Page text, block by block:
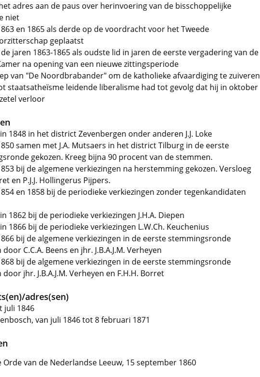
adres aan de paus over herinvoering van de bisschoppelijke
niet
en 1865 als derde op de voordracht voor het Tweede
geplaatst
jaren 1863-1865 als oudste lid in jaren de eerste vergadering van de
na opening van een nieuwe zittingsperiode
van "De Noordbrabander" om de katholieke afvaardiging te zuiveren
staatsatheïsme leidende liberalisme had tot gevolg dat hij in oktober
verloor
1848 in het district Zevenbergen onder anderen J.J. Loke
samen met J.A. Mutsaers in het district Tilburg in de eerste
gekozen. Kreeg bijna 90 procent van de stemmen.
bij de algemene verkiezingen na herstemming gekozen. Versloeg
en P.J.J. Hollingerus Pijpers.
en 1858 bij de periodieke verkiezingen zonder tegenkandidaten
1862 bij de periodieke verkiezingen J.H.A. Diepen
1866 bij de periodieke verkiezingen L.W.Ch. Keuchenius
bij de algemene verkiezingen in de eerste stemmingsronde
C.C.A. Beens en jhr. J.B.A.J.M. Verheyen
bij de algemene verkiezingen in de eerste stemmingsronde
jhr. J.B.A.J.M. Verheyen en F.H.H. Borret
adres(sen)
juli 1846
van juli 1846 tot 8 februari 1871
Orde van de Nederlandse Leeuw, 15 september 1860